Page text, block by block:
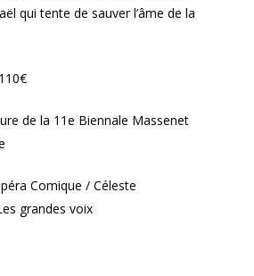
qui tente de sauver l’âme de la
de la 11e Biennale Massenet
Comique / Céleste
grandes voix